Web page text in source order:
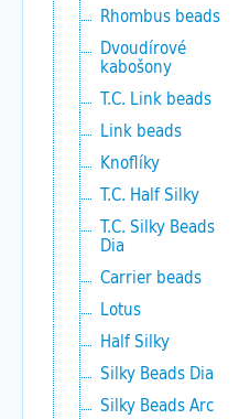
Rhombus beads
Dvoudírové
kabošony
T.C. Link beads
Link beads
Knoflíky
T.C. Half Silky
T.C. Silky Beads
Dia
Carrier beads
Lotus
Half Silky
Silky Beads Dia
Silky Beads Arc